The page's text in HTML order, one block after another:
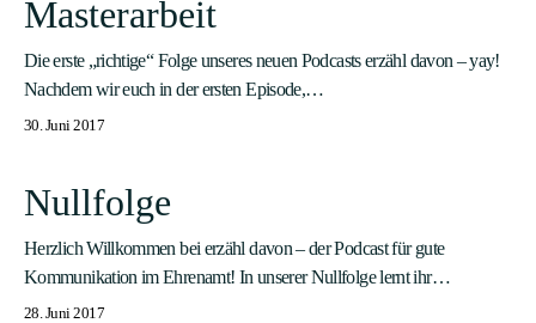
Masterarbeit
Die erste „richtige“ Folge unseres neuen Podcasts erzähl davon – yay!
Nachdem wir euch in der ersten Episode,…
30. Juni 2017
Nullfolge
Herzlich Willkommen bei erzähl davon – der Podcast für gute
Kommunikation im Ehrenamt! In unserer Nullfolge lernt ihr…
28. Juni 2017